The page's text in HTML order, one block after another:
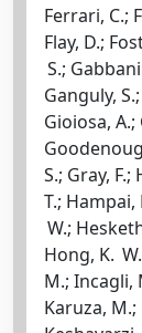
Ferrari, C.;
Flay, D.;
S.;
Ganguly,
Gioiosa,
S.; Gray,
T.; Hampai,
W.;
Hong, K.
M.; Incagli,
Karuza, M.;